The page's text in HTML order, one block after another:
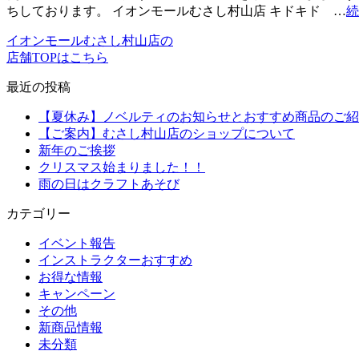
ちしております。 イオンモールむさし村山店 キドキド …
イオンモールむさし村山店の
店舗TOPはこちら
最近の投稿
【夏休み】ノベルティのお知らせとおすすめ商品のご
【ご案内】むさし村山店のショップについて
新年のご挨拶
クリスマス始まりました！！
雨の日はクラフトあそび
カテゴリー
イベント報告
インストラクターおすすめ
お得な情報
キャンペーン
その他
新商品情報
未分類